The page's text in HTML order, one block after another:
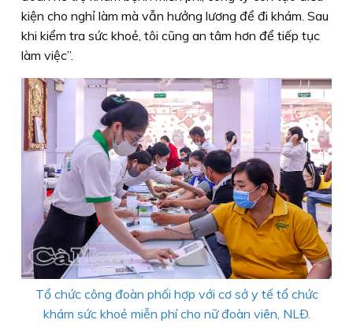
kiện cho nghỉ làm mà vẫn hưởng lương để đi khám. Sau
khi kiểm tra sức khoẻ, tôi cũng an tâm hơn để tiếp tục
làm việc”.
Tổ chức công đoàn phối hợp với cơ sở y tế tổ chức
khám sức khoẻ miễn phí cho nữ đoàn viên, NLÐ.